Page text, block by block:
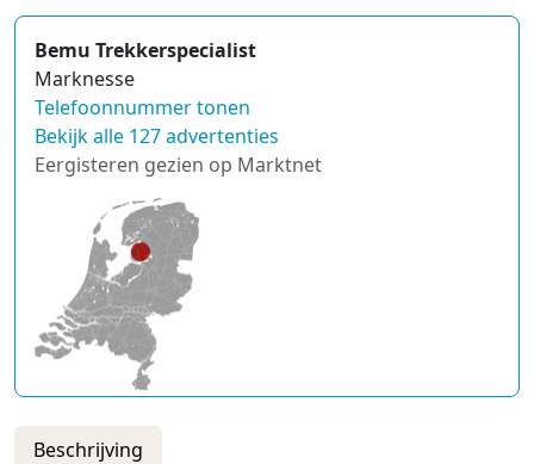
Bemu Trekkerspecialist
Marknesse
Telefoonnummer tonen
Bekijk alle 127 advertenties
Eergisteren gezien op Marktnet
Beschrijving